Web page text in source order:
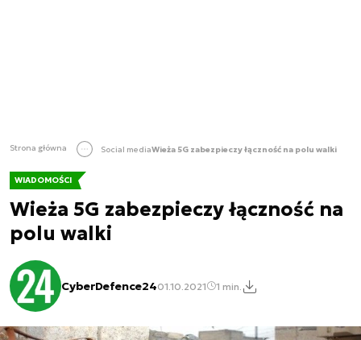
Strona główna Social mediaWieża 5G zabezpieczy łączność na polu walki
WIADOMOŚCI
Wieża 5G zabezpieczy łączność na
polu walki
CyberDefence2401.10.2021 1 min.